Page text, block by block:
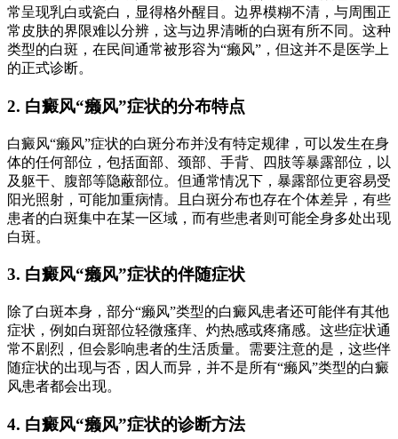
常呈现乳白或瓷白，显得格外醒目。边界模糊不清，与周围正
常皮肤的界限难以分辨，这与边界清晰的白斑有所不同。这种
类型的白斑，在民间通常被形容为“癞风”，但这并不是医学上
的正式诊断。
2. 白癜风“癞风”症状的分布特点
白癜风“癞风”症状的白斑分布并没有特定规律，可以发生在身
体的任何部位，包括面部、颈部、手背、四肢等暴露部位，以
及躯干、腹部等隐蔽部位。但通常情况下，暴露部位更容易受
阳光照射，可能加重病情。且白斑分布也存在个体差异，有些
患者的白斑集中在某一区域，而有些患者则可能全身多处出现
白斑。
3. 白癜风“癞风”症状的伴随症状
除了白斑本身，部分“癞风”类型的白癜风患者还可能伴有其他
症状，例如白斑部位轻微瘙痒、灼热感或疼痛感。这些症状通
常不剧烈，但会影响患者的生活质量。需要注意的是，这些伴
随症状的出现与否，因人而异，并不是所有“癞风”类型的白癜
风患者都会出现。
4. 白癜风“癞风”症状的诊断方法